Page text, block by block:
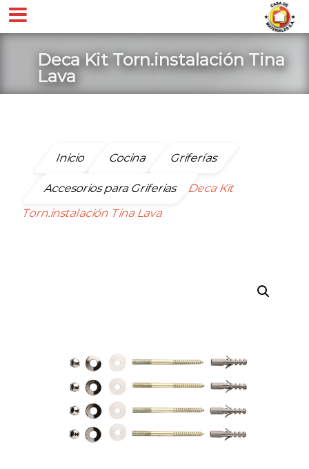
Deca Kit Torn.instalación Tina
Lava
Inicio Cocina Griferías
Accesorios para Griferias
Deca Kit
Torn.instalación Tina Lava